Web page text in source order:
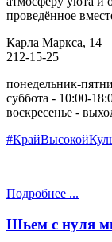
проведённое
Карла Маркса, 14
212-15-25
понедельник-
суббота - 10:00-
воскресенье -
Подробнее ...
Шьем с нуля